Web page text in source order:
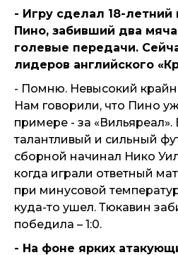
- Игру сделал 18-летний
Пино, забивший два
голевые передачи.
лидеров английского
- Помню. Невысокий
Нам говорили, что Пино
примере - за «Вильяреал».
талантливый и сильный
сборной начинал Нико
когда играли ответный
при минусовой
куда-то ушел. Тюкавин
победила – 1:0.
- На фоне ярких